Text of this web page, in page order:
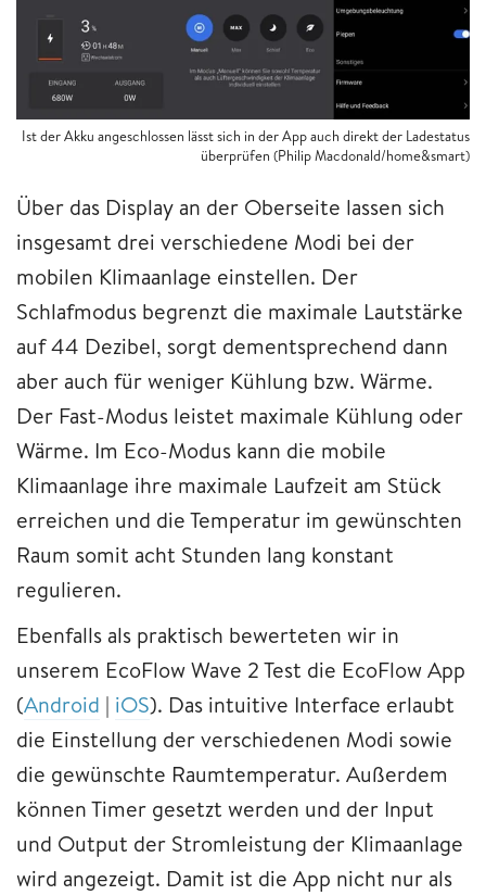
Ist der Akku angeschlossen lässt sich in der App auch direkt der Ladestatus
überprüfen (Philip Macdonald/home&smart)
Über das Display an der Oberseite lassen sich
insgesamt drei verschiedene Modi bei der
mobilen Klimaanlage einstellen. Der
Schlafmodus begrenzt die maximale Lautstärke
auf 44 Dezibel, sorgt dementsprechend dann
aber auch für weniger Kühlung bzw. Wärme.
Der Fast-Modus leistet maximale Kühlung oder
Wärme. Im Eco-Modus kann die mobile
Klimaanlage ihre maximale Laufzeit am Stück
erreichen und die Temperatur im gewünschten
Raum somit acht Stunden lang konstant
regulieren.
Ebenfalls als praktisch bewerteten wir in
unserem EcoFlow Wave 2 Test die EcoFlow App
(Android | iOS). Das intuitive Interface erlaubt
die Einstellung der verschiedenen Modi sowie
die gewünschte Raumtemperatur. Außerdem
können Timer gesetzt werden und der Input
und Output der Stromleistung der Klimaanlage
wird angezeigt. Damit ist die App nicht nur als